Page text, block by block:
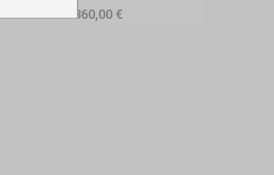
860,00 €